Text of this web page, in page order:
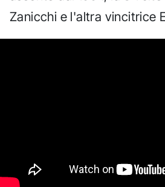
Zanicchi e l'altra vincitrice